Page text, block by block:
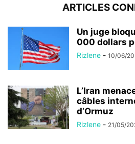
ARTICLES
Un juge
000 dollars
Rizlene - 10/06/
L’Iran
câbles
d’Ormuz
Rizlene - 21/05/